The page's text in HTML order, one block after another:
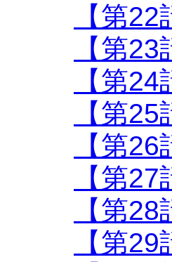
【第
【第
【第
【第
【第
【第
【第
【第